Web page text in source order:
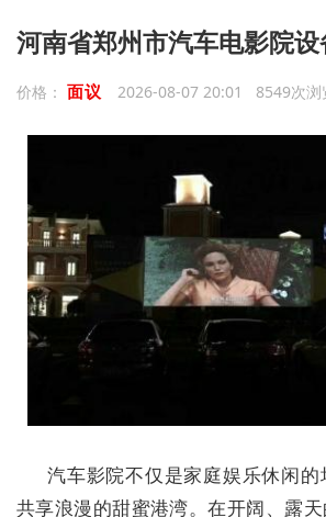
河南省郑州市汽车电影院
价格： 面议 2026-08-07 20:01 8549次浏
汽车影院不仅是家庭娱乐休闲
共享浪漫的甜蜜港湾。在开阔、露